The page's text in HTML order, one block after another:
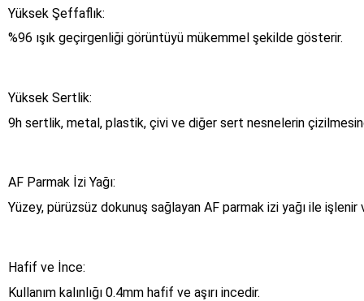
Yüksek Şeffaflık:
%96 ışık geçirgenliği görüntüyü mükemmel şekilde gösterir.
Yüksek Sertlik:
9h sertlik, metal, plastik, çivi ve diğer sert nesnelerin
AF Parmak İzi Yağı:
Yüzey, pürüzsüz dokunuş sağlayan AF parmak izi yağı ile
Hafif ve İnce:
Kullanım kalınlığı 0.4mm hafif ve aşırı incedir.